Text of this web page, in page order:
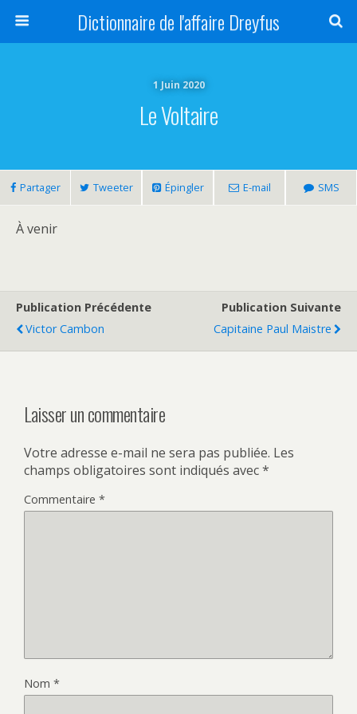
Dictionnaire de l'affaire Dreyfus
1 Juin 2020
Le Voltaire
Partager Tweeter Épingler E-mail SMS
À venir
Publication Précédente
Victor Cambon
Publication Suivante
Capitaine Paul Maistre
Laisser un commentaire
Votre adresse e-mail ne sera pas publiée. Les
champs obligatoires sont indiqués avec*
Commentaire *
Nom *